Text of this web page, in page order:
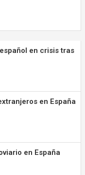
en crisis tras
en España
en España